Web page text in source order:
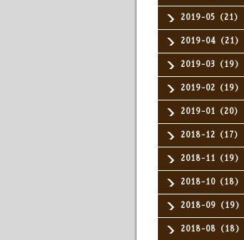
2019-05（21）
2019-04（21）
2019-03（19）
2019-02（19）
2019-01（20）
2018-12（17）
2018-11（19）
2018-10（18）
2018-09（19）
2018-08（18）